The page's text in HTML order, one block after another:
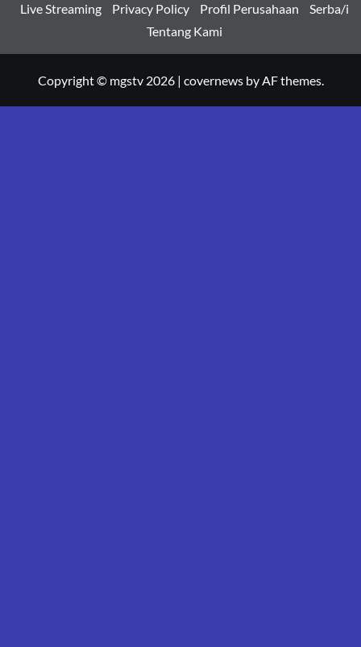
Live Streaming
Privacy Policy Profil Perusahaan
Serba/i
Tentang Kami
Copyright © mgstv 2026 | covernewsby AF themes.